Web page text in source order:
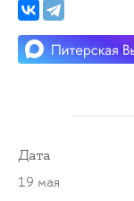
Дата
19 мая